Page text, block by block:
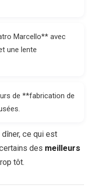
Marcello** avec
une lente
de **fabrication de
dîner, ce qui est
des meilleurs
tôt.